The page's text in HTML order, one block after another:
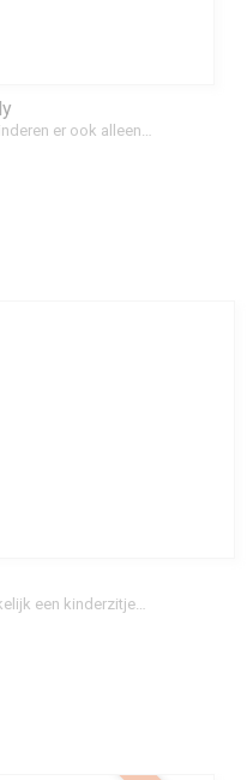
er ook alleen…
een kinderzitje…